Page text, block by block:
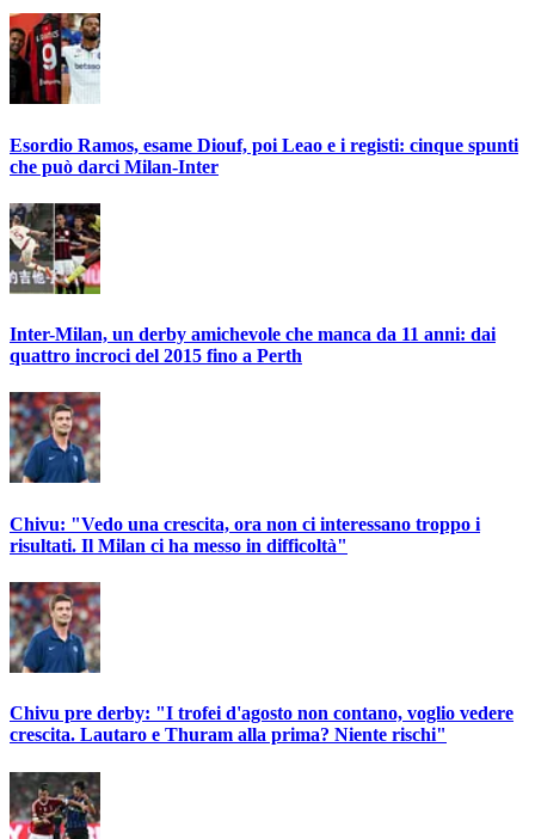
Esordio Ramos, esame Diouf, poi Leao e i registi: cinque spunti
che può darci Milan-Inter
Inter-Milan, un derby amichevole che manca da 11 anni: dai
quattro incroci del 2015 fino a Perth
Chivu: "Vedo una crescita, ora non ci interessano troppo i
risultati. Il Milan ci ha messo in difficoltà"
Chivu pre derby: "I trofei d'agosto non contano, voglio vedere
crescita. Lautaro e Thuram alla prima? Niente rischi"